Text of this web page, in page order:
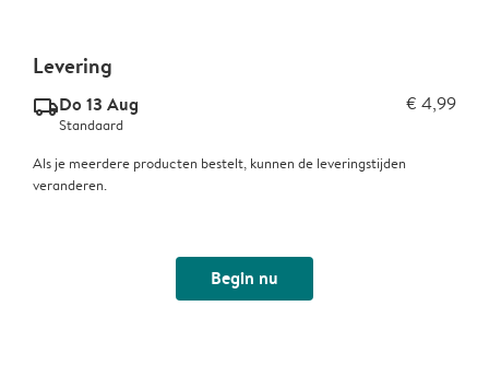
Levering
delivery_standard_v2Do 13 Aug € 4,99
Standaard
Als je meerdere producten bestelt, kunnen de leveringstijden
veranderen.
Begin nu